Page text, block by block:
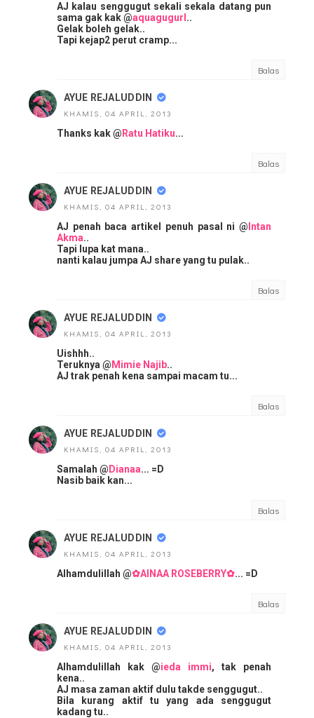
AJ kalau senggugut sekali sekala datang pun
sama gak kak @aquagugurl ..
Gelak boleh gelak..
Tapi kejap2 perut cramp...
Balas
AYUE REJALUDDIN
KHAMIS, 04 APRIL, 2013
Thanks kak @ Ratu Hatiku...
Balas
AYUE REJALUDDIN
KHAMIS, 04 APRIL, 2013
AJ penah baca artikel penuh pasal ni @ Intan
Akma..
Tapi lupa kat mana..
nanti kalau jumpa AJ share yang tu pulak..
Balas
AYUE REJALUDDIN
KHAMIS, 04 APRIL, 2013
Uishhh..
Teruknya @ Mimie Najib..
AJ trak penah kena sampai macam tu...
Balas
AYUE REJALUDDIN
KHAMIS, 04 APRIL, 2013
Samalah @ Dianaa... =D
Nasib baik kan...
Balas
AYUE REJALUDDIN
KHAMIS, 04 APRIL, 2013
Alhamdulillah @✿AINAA ROSEBERRY✿... =D
Balas
AYUE REJALUDDIN
KHAMIS, 04 APRIL, 2013
Alhamdulillah kak @ieda immi, tak penah
kena..
AJ masa zaman aktif dulu takde senggugut..
Bila kurang aktif tu yang ada senggugut
kadang tu..